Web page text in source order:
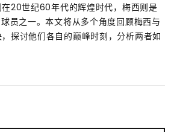
在20世纪60年代的辉煌时代，梅西则是
员之一。本文将从多个角度回顾梅西与
探讨他们各自的巅峰时刻，分析两者如